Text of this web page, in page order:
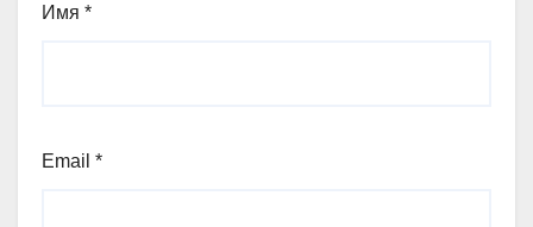
Имя *
Email *